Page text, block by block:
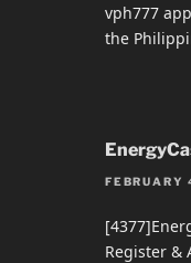
vph777
the
Register &